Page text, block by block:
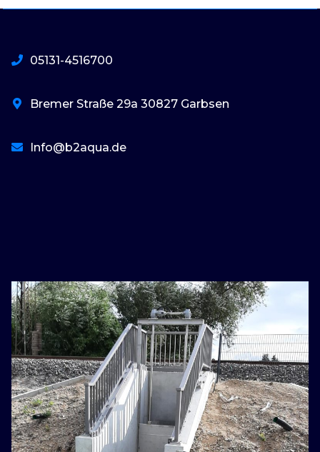
05131-4516700
Bremer Straße 29a 30827 Garbsen
Info@b2aqua.de